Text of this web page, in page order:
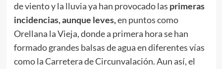
de viento y la lluvia ya han provocado las primeras
incidencias, aunque leves,en puntos como
Orellana la Vieja, donde a primera hora se han
formado grandes balsas de agua en diferentes vías
como la Carretera de Circunvalación. Aun así, el